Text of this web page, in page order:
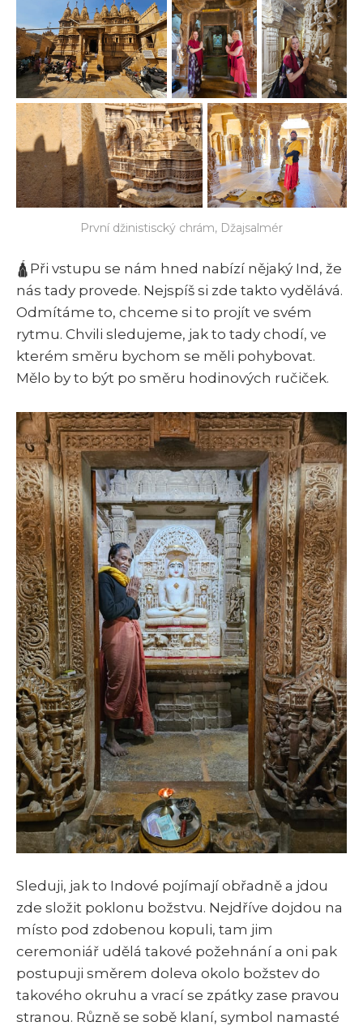
První džinistiscký chrám, Džajsalmér
🛕Při vstupu se nám hned nabízí nějaký Ind, že
nás tady provede. Nejspíš si zde takto vydělává.
Odmítáme to, chceme si to projít ve svém
rytmu. Chvili sledujeme, jak to tady chodí, ve
kterém směru bychom se měli pohybovat.
Mělo by to být po směru hodinových ručiček.
Sleduji, jak to Indové pojímají obřadně a jdou
zde složit poklonu božstvu. Nejdříve dojdou na
místo pod zdobenou kopuli, tam jim
ceremoniář udělá takové požehnání a oni pak
postupuji směrem doleva okolo božstev do
takového okruhu a vrací se zpátky zase pravou
stranou. Různě se sobě klaní, symbol namasté